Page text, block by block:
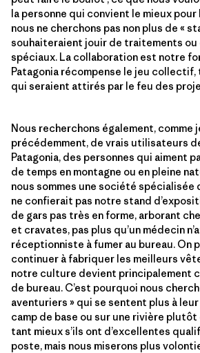
la personne qui convient le mieux pour
nous ne cherchons pas non plus de «
souhaiteraient jouir de traitements ou
spéciaux. La collaboration est notre
Patagonia récompense le jeu
qui seraient attirés par le feu des
Nous recherchons également, comme
précédemment, de vrais utilisateurs
Patagonia, des personnes qui aiment
de temps en montagne ou en pleine
nous sommes une société spécialisée
ne confierait pas notre stand
de gars pas très en forme, arborant
et cravates, pas plus qu’un médecin
réceptionniste à fumer au bureau. On
continuer à fabriquer les meilleurs
notre culture devient principalement
de bureau. C’est pourquoi nous
aventuriers » qui se sentent plus à
camp de base ou sur une rivière plutôt
tant mieux s’ils ont d’excellentes
poste, mais nous miserons plus